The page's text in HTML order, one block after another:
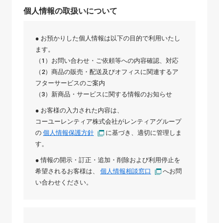
個人情報の取扱いについて
● お預かりした個人情報は以下の目的で利用いたし
ます。
（1）お問い合わせ・ご依頼等への内容確認、対応
（2）商品の販売・配送及びオフィスに関連するア
フターサービスのご案内
（3）新商品・サービスに関する情報のお知らせ
● お客様の入力された内容は、
コーユーレンティア株式会社がレンティアグループ
の 個人情報保護方針
に基づき、適切に管理しま
す。
● 情報の開示・訂正・追加・削除および利用停止を
希望されるお客様は、 個人情報相談窓口
へお問
い合わせください。